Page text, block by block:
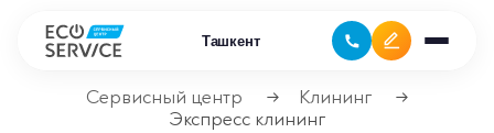
Ташкент
Сервисный центр → Клининг
→
Экспресс клининг